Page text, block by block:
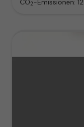
CO2-Emissionen: